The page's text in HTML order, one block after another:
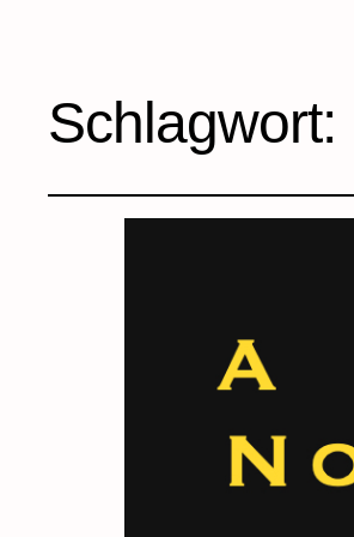
Schlagwort: